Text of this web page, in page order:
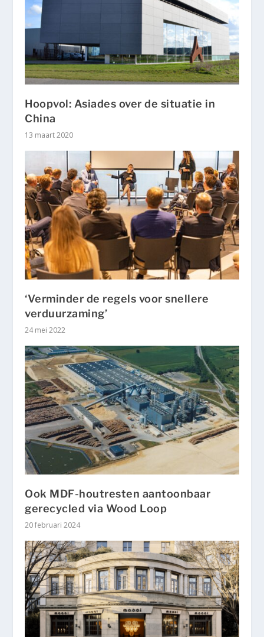
Hoopvol: Asiades over de situatie in
China
13 maart 2020
‘Verminder de regels voor snellere
verduurzaming’
24 mei 2022
Ook MDF-houtresten aantoonbaar
gerecycled via Wood Loop
20 februari 2024